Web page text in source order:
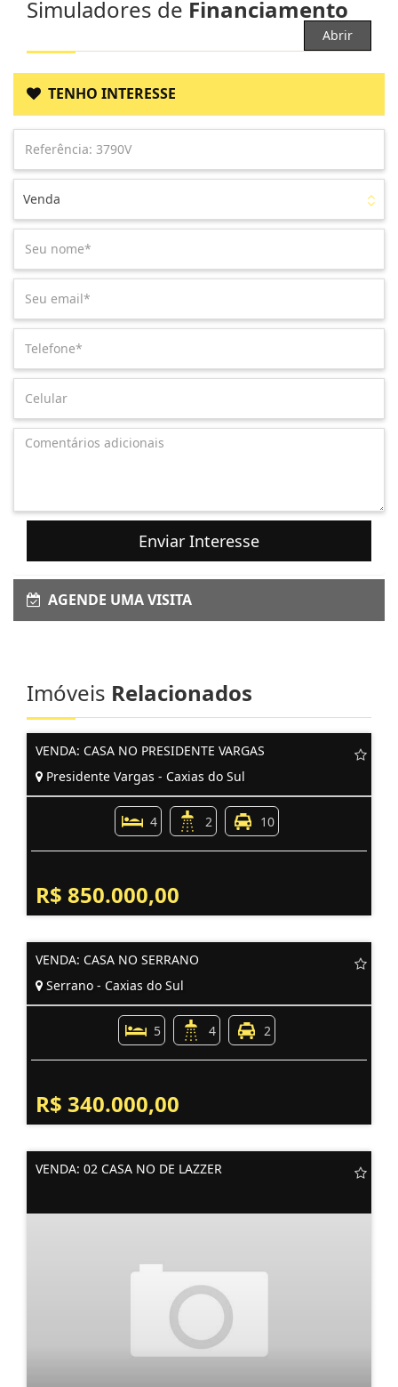
Simuladores de Financiamento
Abrir
TENHO INTERESSE
Venda
Enviar Interesse
AGENDE UMA VISITA
Imóveis Relacionados
VENDA: CASA NO PRESIDENTE VARGAS
Presidente Vargas - Caxias do Sul
4 2 10
R$ 850.000,00
VENDA: CASA NO SERRANO
Serrano - Caxias do Sul
5 4 2
R$ 340.000,00
VENDA: 02 CASA NO DE LAZZER